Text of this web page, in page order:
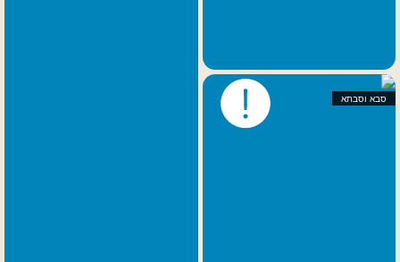
סבא וסבתא